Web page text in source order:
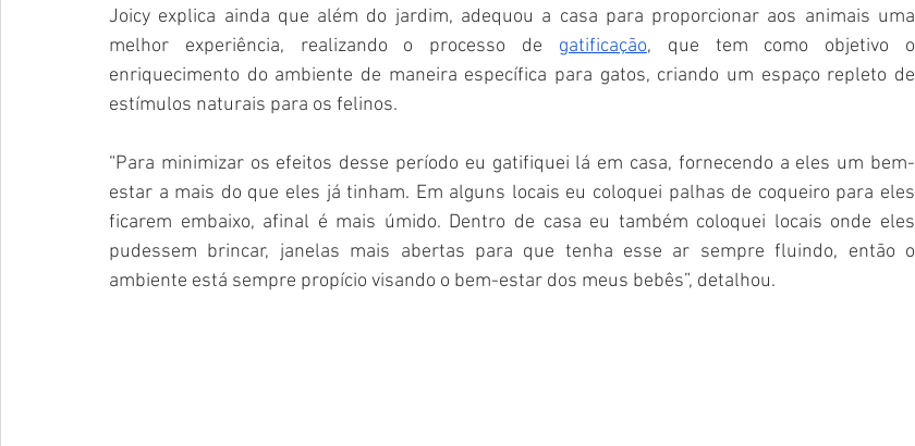
Joicy explica ainda que além do jardim, adequou a casa para proporcionar aos animais uma
melhor experiência, realizando o processo de gatificação, que tem como objetivo o
enriquecimento do ambiente de maneira específica para gatos, criando um espaço repleto de
estímulos naturais para os felinos.
“Para minimizar os efeitos desse período eu gatifiquei lá em casa, fornecendo a eles um bem-
estar a mais do que eles já tinham. Em alguns locais eu coloquei palhas de coqueiro para eles
ficarem embaixo, afinal é mais úmido. Dentro de casa eu também coloquei locais onde eles
pudessem brincar, janelas mais abertas para que tenha esse ar sempre fluindo, então o
ambiente está sempre propício visando o bem-estar dos meus bebês”, detalhou.